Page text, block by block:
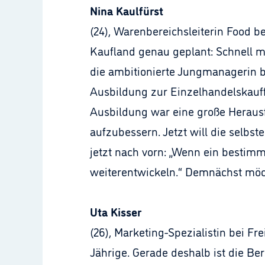
Nina Kaulfürst
(24), Warenbereichsleiterin Food
Kaufland genau geplant: Schnell
die ambitionierte Jungmanagerin
Ausbildung zur
Ausbildung war eine große
aufzubessern. Jetzt will die
jetzt nach vorn: „Wenn ein
weiterentwickeln.“ Demnächst
Uta Kisser
(26), Marketing-Spezialistin bei
Jährige. Gerade deshalb ist die